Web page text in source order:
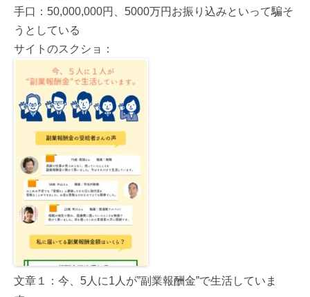
手口：50,000,000円、5000万円お振り込みといって騙そ
うとしている
サイトのスクショ：
文章１：今、5人に1人が”副業報酬金”で生活していま